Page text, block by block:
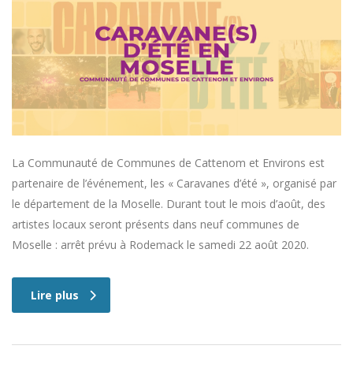
La Communauté de Communes de Cattenom et Environs est
partenaire de l’événement, les « Caravanes d’été », organisé par
le département de la Moselle. Durant tout le mois d’août, des
artistes locaux seront présents dans neuf communes de
Moselle : arrêt prévu à Rodemack le samedi 22 août 2020.
Lire plus